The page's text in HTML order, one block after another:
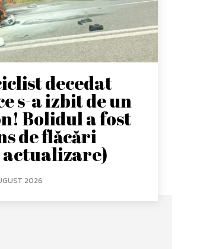
decedat
s-a izbit de un
Bolidul a fost
de flăcări
actualizare)
2026